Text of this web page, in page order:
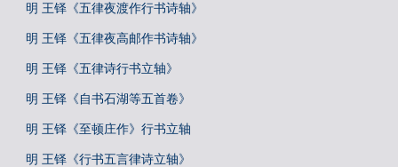
明 王铎《五律夜渡作行书诗轴》
明 王铎《五律夜高邮作书诗轴》
明 王铎《五律诗行书立轴》
明 王铎《自书石湖等五首卷》
明 王铎《至顿庄作》行书立轴
明 王铎《行书五言律诗立轴》